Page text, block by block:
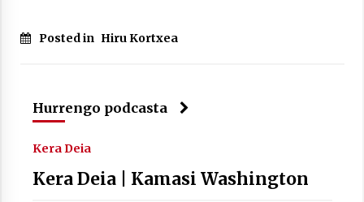
2021/07/06
Arrosaren 20 urteez
2021/07/03
Posted in Hiru Kortxea
Hurrengo podcasta
Kera Deia
Kera Deia | Kamasi Washington